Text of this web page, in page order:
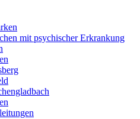
mit psychischer Erkrankung